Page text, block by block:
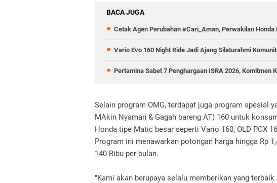
BACA JUGA
Cetak Agen Perubahan #Cari_Aman, Perwakilan Honda
Vario Evo 160 Night Ride Jadi Ajang Silaturahmi
Pertamina Sabet 7 Penghargaan ISRA 2026,
Selain program OMG, terdapat juga program spesial
MAkin Nyaman & Gagah bareng AT) 160 untuk
Honda tipe Matic besar seperti Vario 160, OLD PCX
Program ini menawarkan potongan harga hingga Rp
140 Ribu per bulan.
"Kami akan berupaya selalu memberikan yang